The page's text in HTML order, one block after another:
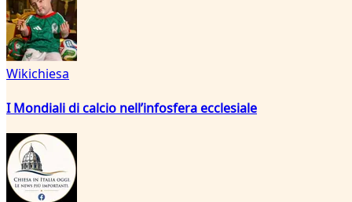
Wikichiesa
I Mondiali di calcio nell’infosfera ecclesiale